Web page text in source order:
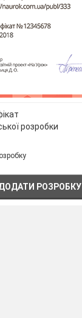
розробки
РОЗРОБКУ